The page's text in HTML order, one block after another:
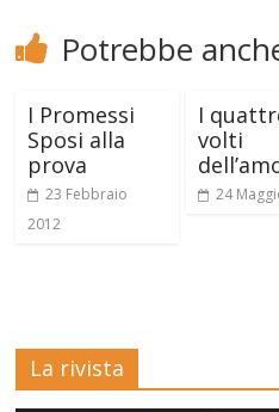
Potrebbe
I Promessi
Sposi alla
prova
23 Febbraio
2012
I
volti
24
La rivista